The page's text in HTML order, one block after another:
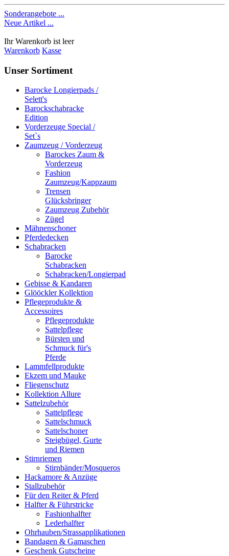
Sonderangebote ...
Neue Artikel ...
Ihr Warenkorb ist leer
Warenkorb Kasse
Unser Sortiment
Barocke Longierpads /
Selett's
Barockschabracke
Edition
Vorderzeuge Special /
Set`s
Zaumzeug / Vorderzeug
Barockes Zaum &
Vorderzeug
Fashion
Zaumzeug/Kappzaum
Trensen
Glücksbringer
Zaumzeug Zubehör
Zügel
Mähnenschoner
Pferdedecken
Schabracken
Barocke
Schabracken
Schabracken/Longierpad
Gebisse & Kandaren
Glööckler Kollektion
Pflegeprodukte &
Accessoires
Pflegeprodukte
Sattelpflege
Bürsten und
Schmuck für's
Pferde
Lammfellprodukte
Ekzem und Mauke
Fliegenschutz
Kollektion Allure
Sattelzubehör
Sattelpflege
Sattelschmuck
Sattelschoner
Steigbügel, Gurte
und Riemen
Stirnriemen
Stirnbänder/Mosqueros
Hackamore & Anzüge
Stallzubehör
Für den Reiter & Pferd
Halfter & Führstricke
Fashionhalfter
Lederhalfter
Ohrhauben/Strassapplikationen
Bandagen & Gamaschen
Geschenk Gutscheine